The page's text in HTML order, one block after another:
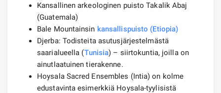
Kansallinen arkeologinen puisto Takalik Abaj
(Guatemala)
Bale Mountainsin kansallispuisto (Etiopia)
Djerba: Todisteita asutusjärjestelmästä
saarialueella (Tunisia) – siirtokuntia, joilla on
ainutlaatuinen tierakenne.
Hoysala Sacred Ensembles (Intia) on kolme
edustavinta esimerkkiä Hoysala-tyylisistä